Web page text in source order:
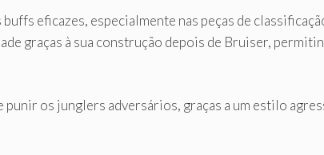
eficazes, especialmente nas peças de
graças à sua construção depois de Bruiser,
os junglers adversários, graças a um estilo